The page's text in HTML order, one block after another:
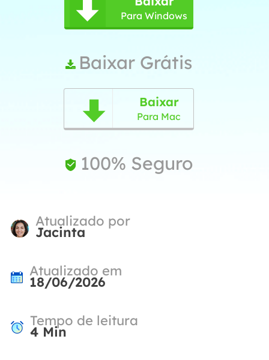
 Para Windows
 Baixar Grátis
 Baixar
Para Mac
 100% Seguro
Atualizado por
Jacinta
Atualizado em
18/06/2026
Tempo de leitura
4Min